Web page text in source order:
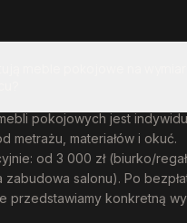
pokojowych jest
metrażu, materiałów i okuć.
od 3 000 zł (biurko/
zabudowa salonu). Po
przedstawiamy konkretną